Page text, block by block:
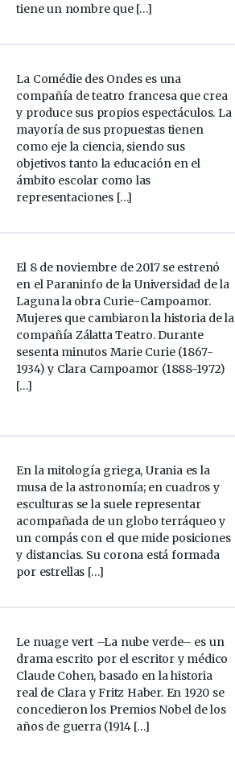
tiene un nombre que […]
La Comédie des Ondes es una
compañía de teatro francesa que crea
y produce sus propios espectáculos. La
mayoría de sus propuestas tienen
como eje la ciencia, siendo sus
objetivos tanto la educación en el
ámbito escolar como las
representaciones […]
El 8 de noviembre de 2017 se estrenó
en el Paraninfo de la Universidad de la
Laguna la obra Curie-Campoamor.
Mujeres que cambiaron la historia de la
compañía Zálatta Teatro. Durante
sesenta minutos Marie Curie (1867-
1934) y Clara Campoamor (1888-1972)
[…]
En la mitología griega, Urania es la
musa de la astronomía; en cuadros y
esculturas se la suele representar
acompañada de un globo terráqueo y
un compás con el que mide posiciones
y distancias. Su corona está formada
por estrellas […]
Le nuage vert –La nube verde– es un
drama escrito por el escritor y médico
Claude Cohen, basado en la historia
real de Clara y Fritz Haber. En 1920 se
concedieron los Premios Nobel de los
años de guerra (1914 […]